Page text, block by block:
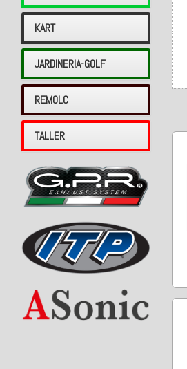
KART
JARDINERIA-GOLF
REMOLC
TALLER